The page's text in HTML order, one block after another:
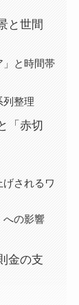
と世間
」と時間帯
列整理
「赤切
げされるワ
への影響
金の支